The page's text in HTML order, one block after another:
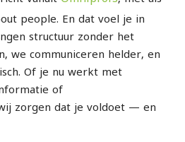
people. En dat voel je in
structuur zonder het
we communiceren helder, en
Of je nu werkt met
of
zorgen dat je voldoet — en